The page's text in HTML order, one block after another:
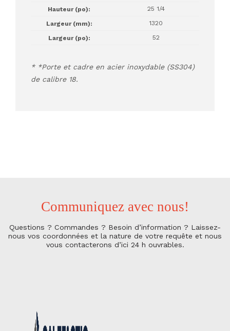
25 1/4
1320
52
*Porte et cadre en acier inoxydable (SS304)
de calibre 18.
Communiquez avec nous!
Questions ? Commandes ? Besoin d’information ? Laissez-
nous vos coordonnées et la nature de votre requête et nous
vous contacterons d’ici 24 h ouvrables.